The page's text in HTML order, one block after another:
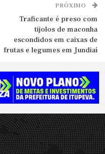
PRÓXIMO
Traficante é preso com
tijolos de maconha
escondidos em caixas de
frutas e legumes em Jundiaí